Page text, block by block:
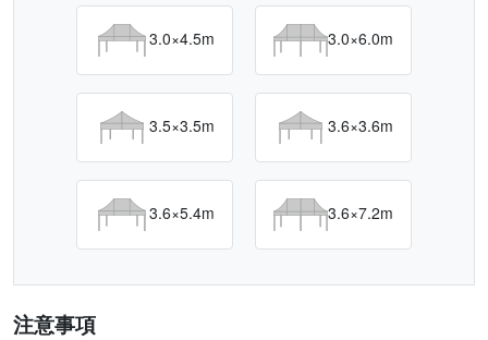
3.0×4.5m 3.0×6.0m
3.5×3.5m 3.6×3.6m
3.6×5.4m 3.6×7.2m
注意事項